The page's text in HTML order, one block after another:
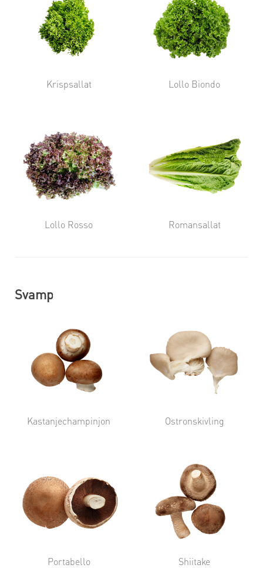
Krispsallat Lollo Biondo
Lollo Rosso Romansallat
Svamp
Kastanjechampinjon Ostronskivling
Portabello Shiitake